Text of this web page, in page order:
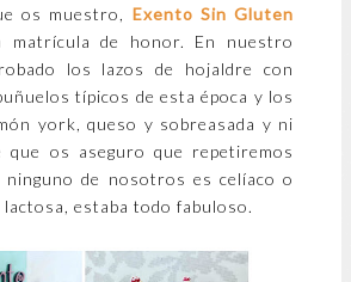
os muestro, Exento Sin Gluten
matrícula de honor. En nuestro
los lazos de hojaldre con
típicos de esta época y los
york, queso y sobreasada y ni
que os aseguro que repetiremos
ninguno de nosotros es celíaco o
estaba todo fabuloso.